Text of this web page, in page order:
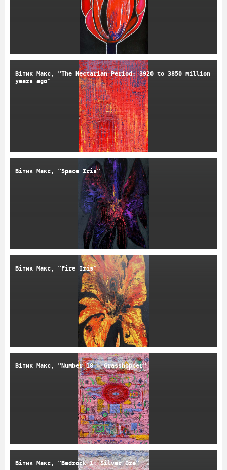
Вітик Макс, "The Nectarian Period: 3920 to 3850 million
years ago"
Вітик Макс, "Space Iris"
Вітик Макс, "Fire Iris"
Вітик Макс, "Number 18 – Grasshopper"
Вітик Макс, "Bedrock 1: Silver Ore"